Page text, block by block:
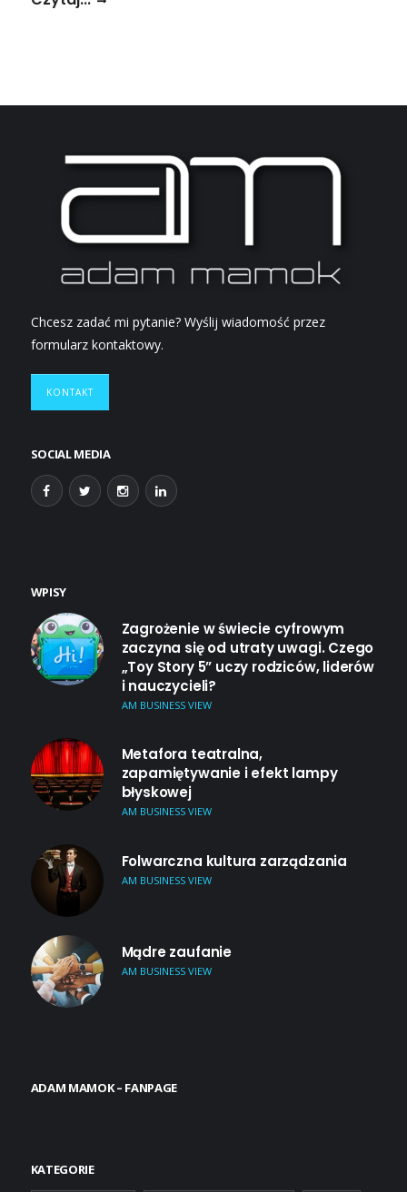
Chcesz zadać mi pytanie? Wyślij wiadomość przez
formularz kontaktowy.
KONTAKT
SOCIAL MEDIA
WPISY
Zagrożenie w świecie cyfrowym
zaczyna się od utraty uwagi. Czego
„Toy Story 5” uczy rodziców, liderów
i nauczycieli?
AM BUSINESS VIEW
Metafora teatralna,
zapamiętywanie i efekt lampy
błyskowej
AM BUSINESS VIEW
Folwarczna kultura zarządzania
AM BUSINESS VIEW
Mądre zaufanie
AM BUSINESS VIEW
ADAM MAMOK – FANPAGE
KATEGORIE